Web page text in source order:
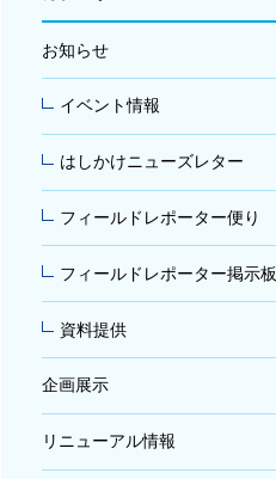
お知らせ
イベント情報
はしかけニューズレター
フィールドレポーター便り
フィールドレポーター掲示板
資料提供
企画展示
リニューアル情報